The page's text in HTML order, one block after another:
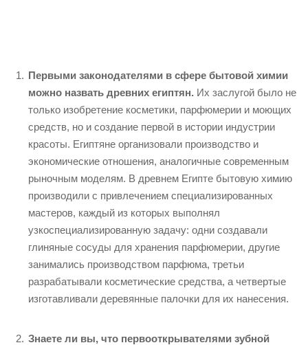
Первыми законодателями в сфере бытовой химии
можно назвать древних египтян. Их заслугой было не
только изобретение косметики, парфюмерии и моющих
средств, но и создание первой в истории индустрии
красоты. Египтяне организовали производство и
экономические отношения, аналогичные современным
рыночным моделям. В древнем Египте бытовую химию
производили с привлечением специализированных
мастеров, каждый из которых выполнял
узкоспециализированную задачу: одни создавали
глиняные сосуды для хранения парфюмерии, другие
занимались производством парфюма, третьи
разрабатывали косметические средства, а четвертые
изготавливали деревянные палочки для их нанесения.
Знаете ли вы, что первооткрывателями зубной